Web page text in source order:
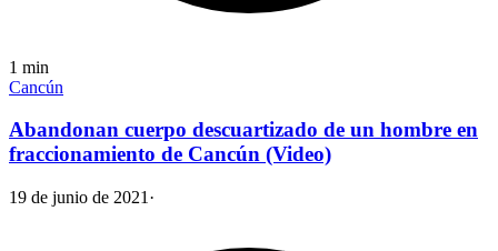
1 min
Cancún
Abandonan cuerpo descuartizado de un hombre en
fraccionamiento de Cancún (Video)
19 de junio de 2021 ·